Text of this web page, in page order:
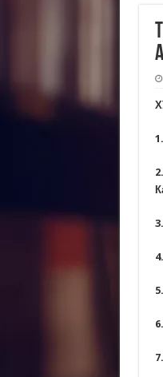
1.
2.
3.
4.
5.
6.
7.